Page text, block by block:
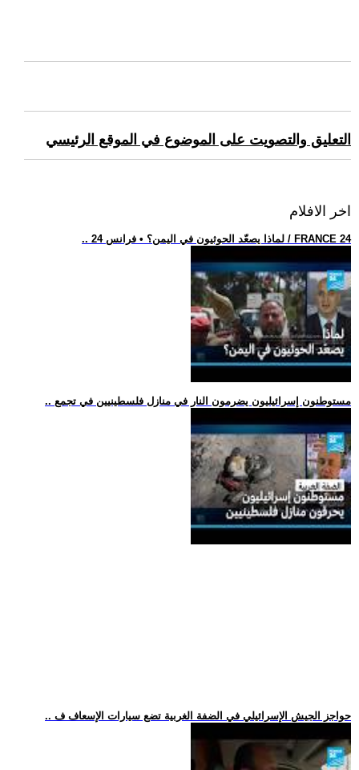
التعليق والتصويت على الموضوع في الموقع الرئيسي
اخر الافلام
.. لماذا يصعّد الحوثيون في اليمن؟ • فرانس 24 / FRANCE 24
.. مستوطنون إسرائيليون يضرمون النار في منازل فلسطينيين في تجمع
.. حواجز الجيش الإسرائيلي في الضفة الغربية تضع سيارات الإسعاف ف